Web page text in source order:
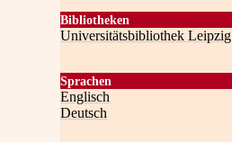
Bibliotheken
Universitätsbibliothek Leipzig
Sprachen
Englisch
Deutsch